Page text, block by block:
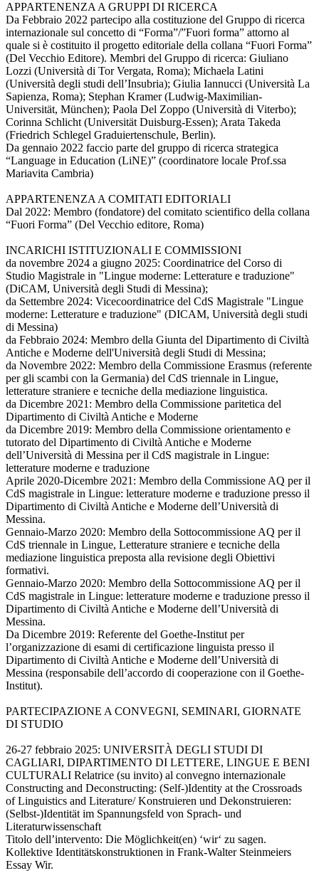
APPARTENENZA A GRUPPI DI RICERCA
Da Febbraio 2022 partecipo alla costituzione del Gruppo di ricerca
internazionale sul concetto di “Forma”/”Fuori forma” attorno al
quale si è costituito il progetto editoriale della collana “Fuori Forma”
(Del Vecchio Editore). Membri del Gruppo di ricerca: Giuliano
Lozzi (Università di Tor Vergata, Roma); Michaela Latini
(Università degli studi dell’Insubria); Giulia Iannucci (Università La
Sapienza, Roma); Stephan Kramer (Ludwig-Maximilian-
Universität, München); Paola Del Zoppo (Università di Viterbo);
Corinna Schlicht (Universität Duisburg-Essen); Arata Takeda
(Friedrich Schlegel Graduiertenschule, Berlin).
Da gennaio 2022 faccio parte del gruppo di ricerca strategica
“Language in Education (LiNE)” (coordinatore locale Prof.ssa
Mariavita Cambria)
APPARTENENZA A COMITATI EDITORIALI
Dal 2022: Membro (fondatore) del comitato scientifico della collana
“Fuori Forma” (Del Vecchio editore, Roma)
INCARICHI ISTITUZIONALI E COMMISSIONI
da novembre 2024 a giugno 2025: Coordinatrice del Corso di
Studio Magistrale in "Lingue moderne: Letterature e traduzione"
(DiCAM, Università degli Studi di Messina);
da Settembre 2024: Vicecoordinatrice del CdS Magistrale "Lingue
moderne: Letterature e traduzione" (DICAM, Università degli studi
di Messina)
da Febbraio 2024: Membro della Giunta del Dipartimento di Civiltà
Antiche e Moderne dell'Università degli Studi di Messina;
da Novembre 2022: Membro della Commissione Erasmus (referente
per gli scambi con la Germania) del CdS triennale in Lingue,
letterature straniere e tecniche della mediazione linguistica.
da Dicembre 2021: Membro della Commissione paritetica del
Dipartimento di Civiltà Antiche e Moderne
da Dicembre 2019: Membro della Commissione orientamento e
tutorato del Dipartimento di Civiltà Antiche e Moderne
dell’Università di Messina per il CdS magistrale in Lingue:
letterature moderne e traduzione
Aprile 2020-Dicembre 2021: Membro della Commissione AQ per il
CdS magistrale in Lingue: letterature moderne e traduzione presso il
Dipartimento di Civiltà Antiche e Moderne dell’Università di
Messina.
Gennaio-Marzo 2020: Membro della Sottocommissione AQ per il
CdS triennale in Lingue, Letterature straniere e tecniche della
mediazione linguistica preposta alla revisione degli Obiettivi
formativi.
Gennaio-Marzo 2020: Membro della Sottocommissione AQ per il
CdS magistrale in Lingue: letterature moderne e traduzione presso il
Dipartimento di Civiltà Antiche e Moderne dell’Università di
Messina.
Da Dicembre 2019: Referente del Goethe-Institut per
l’organizzazione di esami di certificazione linguista presso il
Dipartimento di Civiltà Antiche e Moderne dell’Università di
Messina (responsabile dell’accordo di cooperazione con il Goethe-
Institut).
PARTECIPAZIONE A CONVEGNI, SEMINARI, GIORNATE
DI STUDIO
26-27 febbraio 2025: UNIVERSITÀ DEGLI STUDI DI
CAGLIARI, DIPARTIMENTO DI LETTERE, LINGUE E BENI
CULTURALI Relatrice (su invito) al convegno internazionale
Constructing and Deconstructing: (Self-)Identity at the Crossroads
of Linguistics and Literature/ Konstruieren und Dekonstruieren:
(Selbst-)Identität im Spannungsfeld von Sprach- und
Literaturwissenschaft
Titolo dell’intervento: Die Möglichkeit(en) ‘wir‘ zu sagen.
Kollektive Identitätskonstruktionen in Frank-Walter Steinmeiers
Essay Wir.